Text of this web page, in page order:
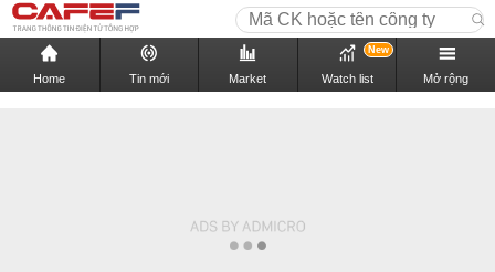
Home Tin mới Market Watch list
New
Mở rộng